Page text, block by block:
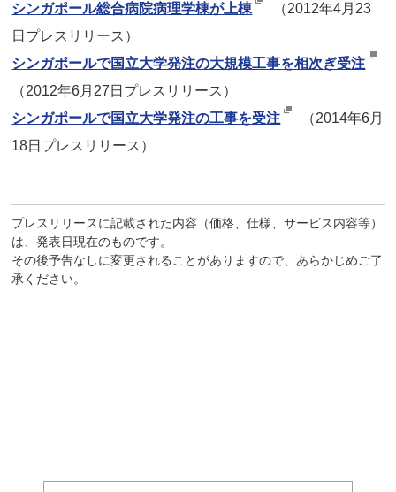
シンガポール総合病院病理学棟が上棟 （2012年4月23
日プレスリリース）
シンガポールで国立大学発注の大規模工事を相次ぎ受注
（2012年6月27日プレスリリース）
シンガポールで国立大学発注の工事を受注 （2014年6月
18日プレスリリース）
プレスリリースに記載された内容（価格、仕様、サービス内容等）
は、発表日現在のものです。
その後予告なしに変更されることがありますので、あらかじめご了
承ください。